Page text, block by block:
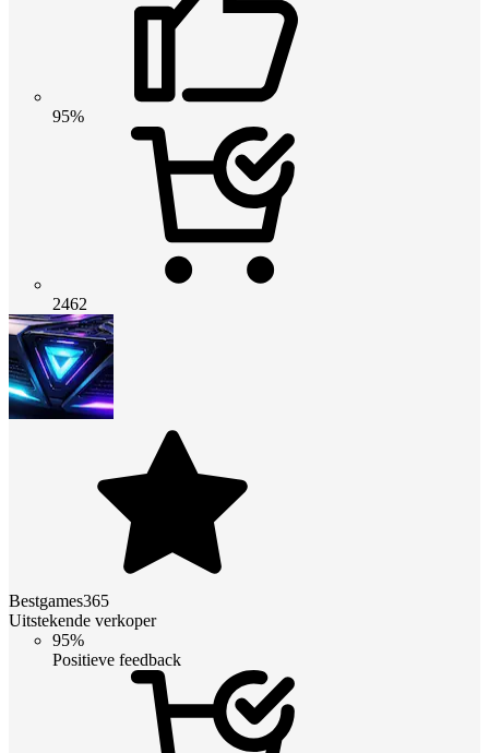
95%
2462
Bestgames365
Uitstekende verkoper
95%
Positieve feedback